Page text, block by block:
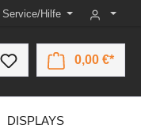
Service/Hilfe
0,00 €*
DISPLAYS